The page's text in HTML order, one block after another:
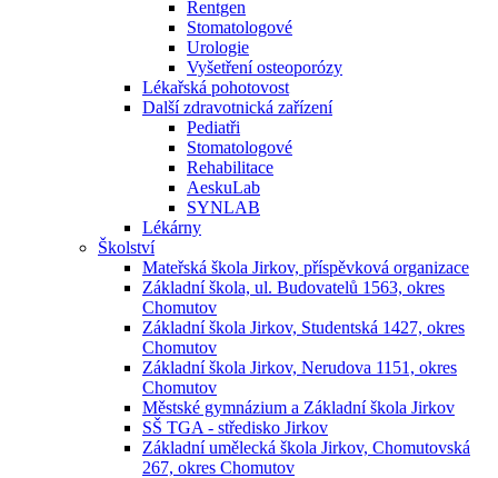
Rentgen
Stomatologové
Urologie
Vyšetření osteoporózy
Lékařská pohotovost
Další zdravotnická zařízení
Pediatři
Stomatologové
Rehabilitace
AeskuLab
SYNLAB
Lékárny
Školství
Mateřská škola Jirkov, příspěvková organizace
Základní škola, ul. Budovatelů 1563, okres
Chomutov
Základní škola Jirkov, Studentská 1427, okres
Chomutov
Základní škola Jirkov, Nerudova 1151, okres
Chomutov
Městské gymnázium a Základní škola Jirkov
SŠ TGA - středisko Jirkov
Základní umělecká škola Jirkov, Chomutovská
267, okres Chomutov